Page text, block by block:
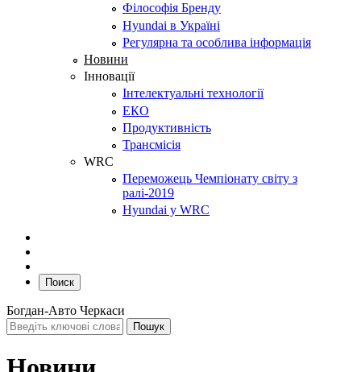
Філософія Бренду
Hyundai в Україні
Регулярна та особлива інформація
Новини
Інновації
Інтелектуальні технології
ЕКО
Продуктивність
Трансмісія
WRC
Переможець Чемпіонату світу з
ралі-2019
Hyundai у WRC
Поиск
Богдан-Авто Черкаси